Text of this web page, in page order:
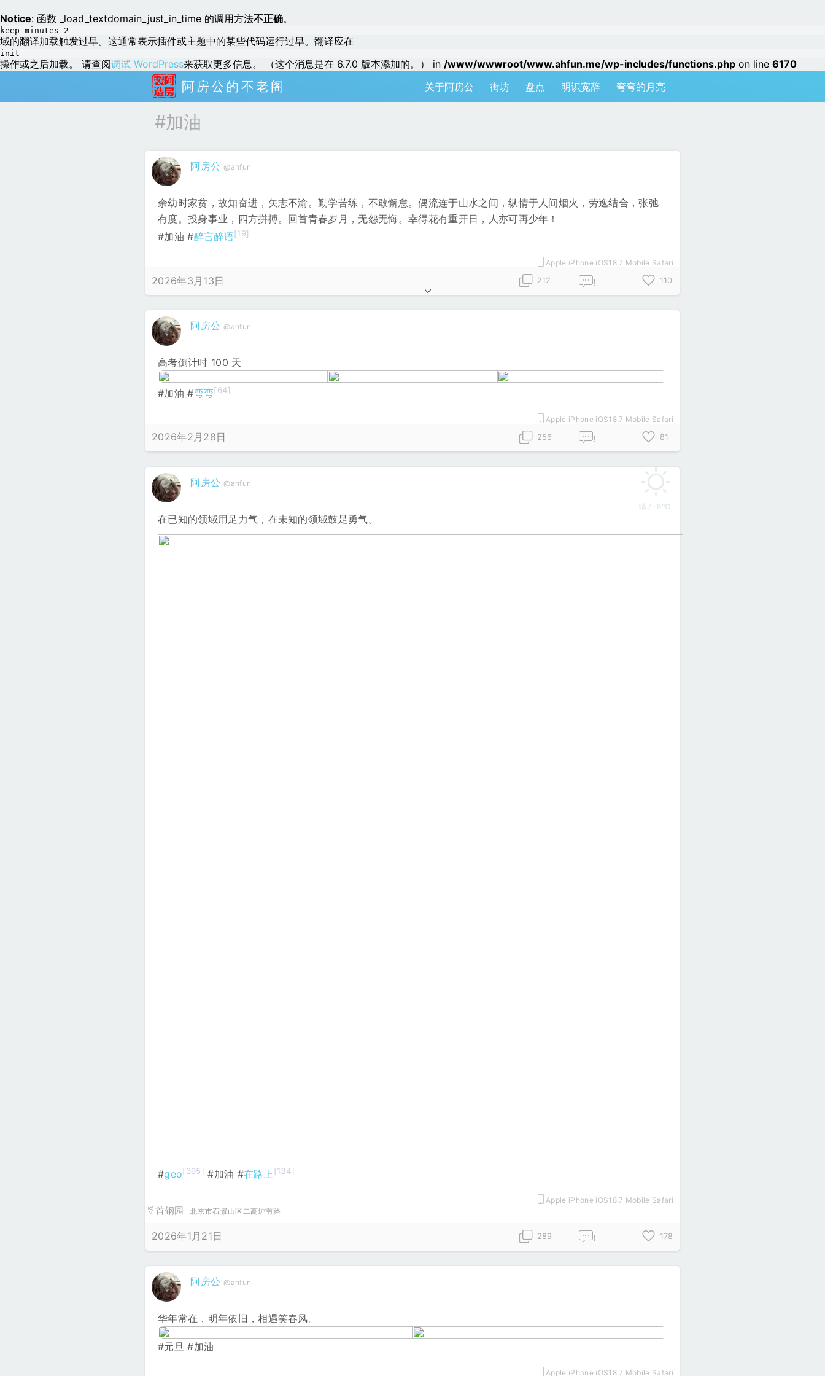
Notice: 函数 _load_textdomain_just_in_time 的调用方法不正确。
keep-minutes-2
域的翻译加载触发过早。这通常表示插件或主题中的某些代码运行过早。翻译应在
init
操作或之后加载。 请查阅调试 WordPress来获取更多信息。 （这个消息是在 6.7.0 版本添加的。） in /www/wwwroot/www.ahfun.me/wp-includes/functions.php on line 6170
阿房公的不老阁 关于阿房公 街坊 盘点 明识宽辞 弯弯的月亮
#加油
阿房公 @ahfun
余幼时家贫，故知奋进，矢志不渝。勤学苦练，不敢懈怠。偶流连于山水之间，纵情于人间烟火，劳逸结合，张弛
有度。投身事业，四方拼搏。回首青春岁月，无怨无悔。幸得花有重开日，人亦可再少年！
#加油 #醉言醉语[19]
Apple iPhone iOS18.7 Mobile Safari
2026年3月13日 212 ! 110
阿房公 @ahfun
高考倒计时 100 天
#加油 #弯弯[64]
Apple iPhone iOS18.7 Mobile Safari
2026年2月28日 256 ! 81
阿房公 @ahfun
晴 / -8℃
在已知的领域用足力气，在未知的领域鼓足勇气。
#geo[395] #加油 #在路上 [134]
Apple iPhone iOS18.7 Mobile Safari
首钢园 北京市石景山区二高炉南路
2026年1月21日 289 ! 178
阿房公 @ahfun
华年常在，明年依旧，相遇笑春风。
#元旦 #加油
Apple iPhone iOS18.7 Mobile Safari